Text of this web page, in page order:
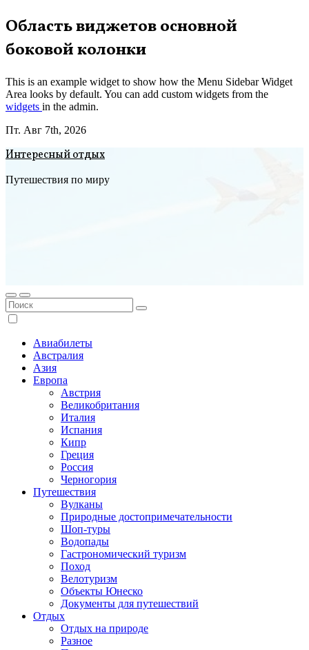
Перейти
к
содержимому
Область виджетов основной
боковой колонки
This is an example widget to show how the Menu Sidebar Widget
Area looks by default. You can add custom widgets from the
widgets in the admin.
Пт. Авг 7th, 2026
Интересный отдых
Путешествия по миру
Авиабилеты
Австралия
Азия
Европа
Австрия
Великобритания
Италия
Испания
Кипр
Греция
Россия
Черногория
Путешествия
Вулканы
Природные достопримечательности
Шоп-туры
Водопады
Гастрономический туризм
Поход
Велотуризм
Объекты Юнеско
Документы для путешествий
Отдых
Отдых на природе
Разное